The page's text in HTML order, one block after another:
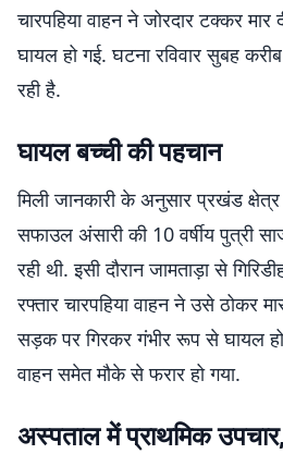
चारपहिया वाहन ने जोरदार टक्कर
घायल हो गई. घटना रविवार सुबह
रही है.
घायल बच्ची की पहचान
मिली जानकारी के अनुसार प्रखंड क्षेत्र
सफाउल अंसारी की 10 वर्षीय पुत्री
रही थी. इसी दौरान जामताड़ा से
रफ्तार चारपहिया वाहन ने उसे ठोकर
सड़क पर गिरकर गंभीर रूप से घायल
वाहन समेत मौके से फरार हो गया.
अस्पताल में प्राथमिक